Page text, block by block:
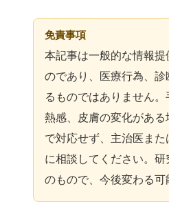
免責事項
本記事は一般的な情報提
のであり、医療行為、
るものではありません。
熱感、皮膚の変化があ
で対応せず、主治医ま
に相談してください。
のもので、今後変わる可